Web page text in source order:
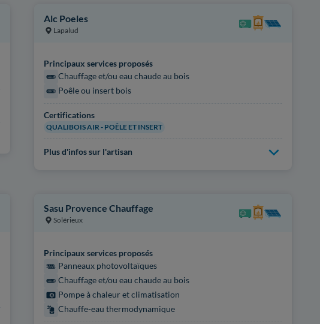
Alc Poeles
Lapalud
Principaux services proposés
Chauffage et/ou eau chaude au bois
Poêle ou insert bois
Certifications
QUALIBOIS AIR - POÊLE ET INSERT
Plus d'infos sur l'artisan
Sasu Provence Chauffage
Solérieux
Principaux services proposés
Panneaux photovoltaïques
Chauffage et/ou eau chaude au bois
Pompe à chaleur et climatisation
Chauffe-eau thermodynamique